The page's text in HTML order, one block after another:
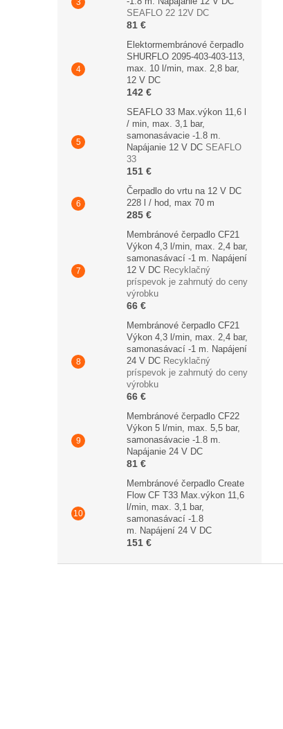
SEAFLO 22 12V DC
81 €
Elektormembránové čerpadlo
SHURFLO 2095-403-403-113,
max. 10 l/min, max. 2,8 bar,
12 V DC
142 €
SEAFLO 33 Max.výkon 11,6 l
/ min, max. 3,1 bar,
samonasávacie -1.8 m.
Napájanie 12 V DC SEAFLO
33
151 €
Čerpadlo do vrtu na 12 V DC
228 l / hod, max 70 m
285 €
Membránové čerpadlo CF21
Výkon 4,3 l/min, max. 2,4 bar,
samonasávací -1 m. Napájení
12 V DC Recyklačný
príspevok je zahrnutý do ceny
výrobku
66 €
Membránové čerpadlo CF21
Výkon 4,3 l/min, max. 2,4 bar,
samonasávací -1 m. Napájení
24 V DC Recyklačný
príspevok je zahrnutý do ceny
výrobku
66 €
Membránové čerpadlo CF22
Výkon 5 l/min, max. 5,5 bar,
samonasávacie -1.8 m.
Napájanie 24 V DC
81 €
Membránové čerpadlo Create
Flow CF T33 Max.výkon 11,6
l/min, max. 3,1 bar,
samonasávací -1.8
m. Napájení 24 V DC
151 €